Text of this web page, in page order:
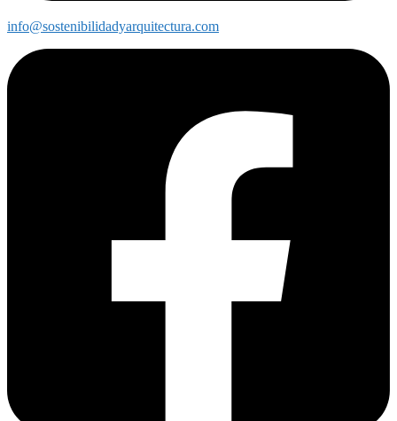
info@sostenibilidadyarquitectura.com